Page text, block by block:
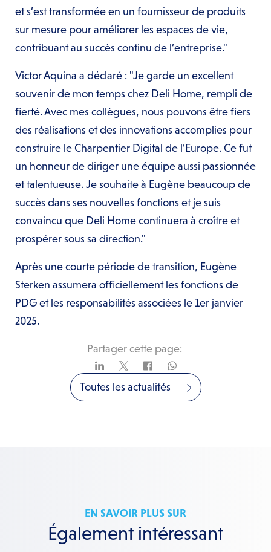
et s’est transformée en un fournisseur de produits
sur mesure pour améliorer les espaces de vie,
contribuant au succès continu de l’entreprise."
Victor Aquina a déclaré : "Je garde un excellent
souvenir de mon temps chez Deli Home, rempli de
fierté. Avec mes collègues, nous pouvons être fiers
des réalisations et des innovations accomplies pour
construire le Charpentier Digital de l’Europe. Ce fut
un honneur de diriger une équipe aussi passionnée
et talentueuse. Je souhaite à Eugène beaucoup de
succès dans ses nouvelles fonctions et je suis
convaincu que Deli Home continuera à croître et
prospérer sous sa direction."
Après une courte période de transition, Eugène
Sterken assumera officiellement les fonctions de
PDG et les responsabilités associées le 1er janvier
2025.
Partager cette page:
Toutes les actualités
EN SAVOIR PLUS SUR
Également intéressant